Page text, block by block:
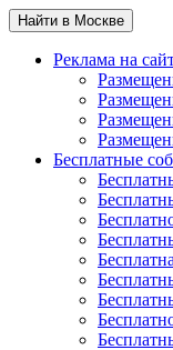
Найти в Москве
Реклама на
Бесплатные